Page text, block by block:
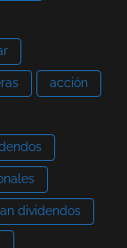
acción
dividendos